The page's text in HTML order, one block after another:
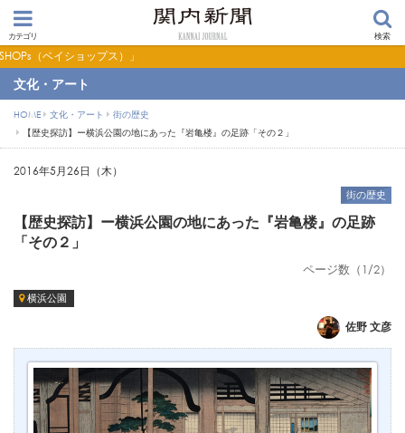
カテゴリ 検索
文化・アート
HOME 文化・アート
街の歴史
【歴史探訪】ー横浜公園の地にあった『岩亀楼』の足跡「その２」
2016年5月26日（木）
【歴史探訪】ー横浜公園の地にあった『岩亀楼』の足跡
「その２」
ページ数（1/2）
街の歴史
横浜公園
佐野 文彦